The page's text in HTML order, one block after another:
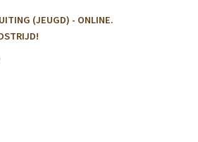
(JEUGD) - ONLINE.